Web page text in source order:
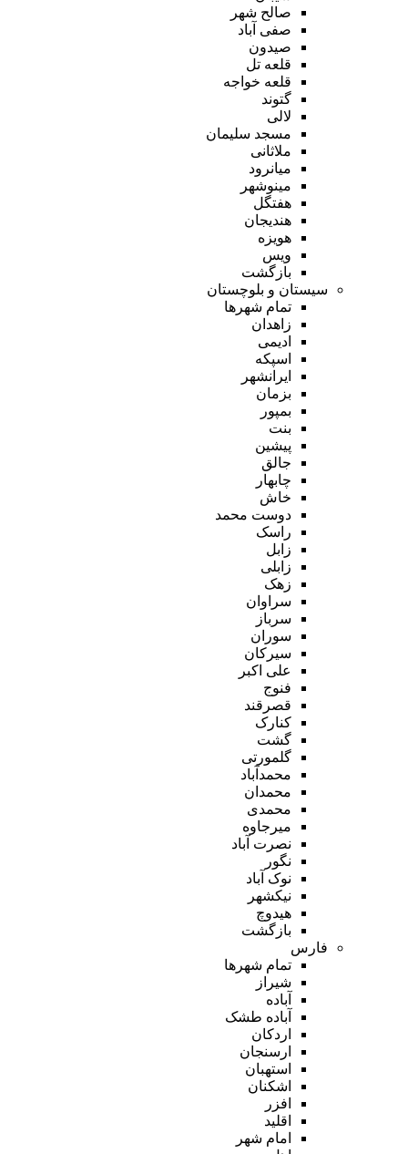
صالح شهر
صفی آباد
صیدون
قلعه تل
قلعه خواجه
گتوند
لالی
مسجد سلیمان
ملاثانی
میانرود
مینوشهر
هفتگل
هندیجان
هویزه
ویس
بازگشت
سیستان و بلوچستان
تمام شهر‌ها
زاهدان
ادیمی
اسپکه
ایرانشهر
بزمان
بمپور
بنت
پیشین
جالق
چابهار
خاش
دوست محمد
راسک
زابل
زابلی
زهک
سراوان
سرباز
سوران
سیرکان
علی اکبر
فنوج
قصرقند
کنارک
گشت
گلمورتی
محمدآباد
محمدان
محمدی
میرجاوه
نصرت آباد
نگور
نوک آباد
نیکشهر
هیدوچ
بازگشت
فارس
تمام شهر‌ها
شیراز
آباده
آباده طشک
اردکان
ارسنجان
استهبان
اشکنان
افزر
اقلید
امام شهر